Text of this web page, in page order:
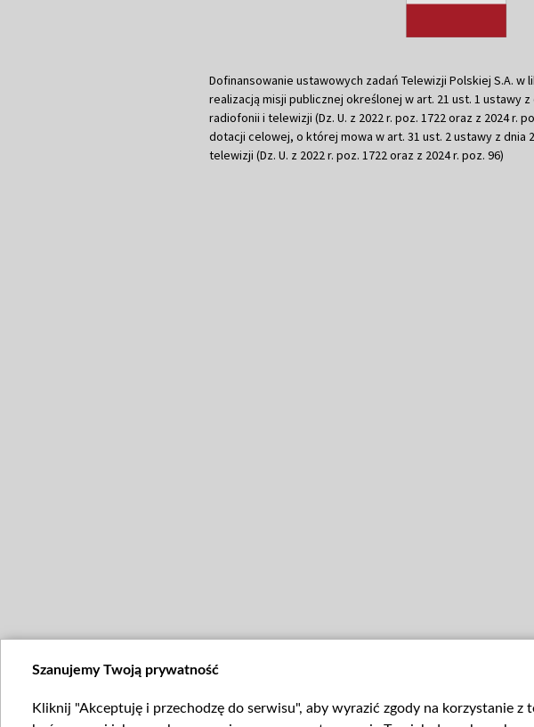
Dofinansowanie ustawowych zadań Telewizji Polskiej S.A. w
realizacją misji publicznej określonej w art. 21 ust. 1 ustawy z
radiofonii i telewizji (Dz. U. z 2022 r. poz. 1722 oraz z 2024 r.
dotacji celowej, o której mowa w art. 31 ust. 2 ustawy z dnia
telewizji (Dz. U. z 2022 r. poz. 1722 oraz z 2024 r. poz. 96)
Szanujemy Twoją prywatność
Kliknij "Akceptuję i przechodzę do serwisu", aby wyrazić zgody na korzystanie